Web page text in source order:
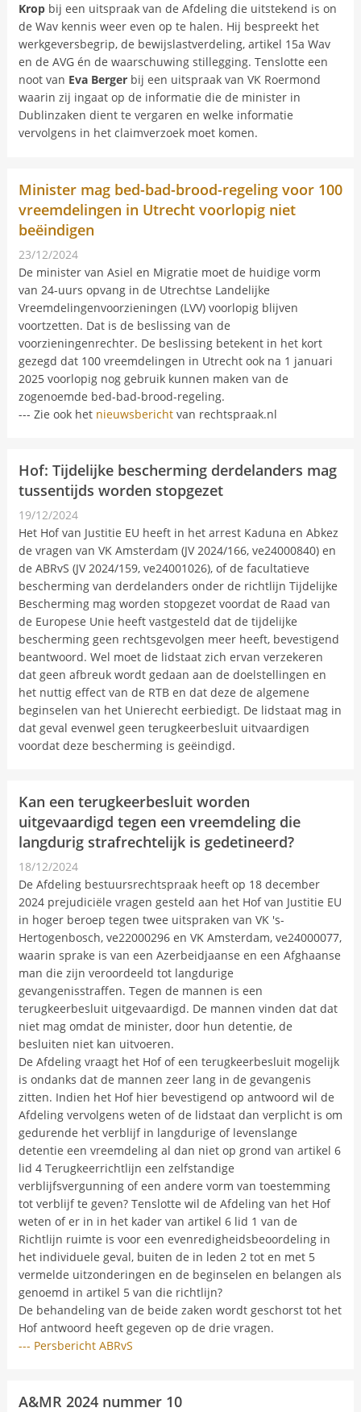
Kropbij een uitspraak van de Afdeling die uitstekend is on
de Wav kennis weer even op te halen. Hij bespreekt het
werkgeversbegrip, de bewijslastverdeling, artikel 15a Wav
en de AVG én de waarschuwing stillegging. Tenslotte een
noot van Eva Bergerbij een uitspraak van VK Roermond
waarin zij ingaat op de informatie die de minister in
Dublinzaken dient te vergaren en welke informatie
vervolgens in het claimverzoek moet komen.
Minister mag bed-bad-brood-regeling voor 100
vreemdelingen in Utrecht voorlopig niet
beëindigen
23/12/2024
Nieuwsbericht
De minister van Asiel en Migratie moet de huidige vorm
van 24-uurs opvang in de Utrechtse Landelijke
Vreemdelingenvoorzieningen (LVV) voorlopig blijven
voortzetten. Dat is de beslissing van de
voorzieningenrechter. De beslissing betekent in het kort
gezegd dat 100 vreemdelingen in Utrecht ook na 1 januari
2025 voorlopig nog gebruik kunnen maken van de
zogenoemde bed-bad-brood-regeling.
--- Zie ook het nieuwsberichtvan rechtspraak.nl
Hof: Tijdelijke bescherming derdelanders mag
tussentijds worden stopgezet
19/12/2024
Nieuwsbericht
Het Hof van Justitie EU heeft in het arrest Kaduna en Abkez
de vragen van VK Amsterdam (JV 2024/166, ve24000840) en
de ABRvS (JV 2024/159, ve24001026), of de facultatieve
bescherming van derdelanders onder de richtlijn Tijdelijke
Bescherming mag worden stopgezet voordat de Raad van
de Europese Unie heeft vastgesteld dat de tijdelijke
bescherming geen rechtsgevolgen meer heeft, bevestigend
beantwoord. Wel moet de lidstaat zich ervan verzekeren
dat geen afbreuk wordt gedaan aan de doelstellingen en
het nuttig effect van de RTB en dat deze de algemene
beginselen van het Unierecht eerbiedigt. De lidstaat mag in
dat geval evenwel geen terugkeerbesluit uitvaardigen
voordat deze bescherming is geëindigd.
Kan een terugkeerbesluit worden
uitgevaardigd tegen een vreemdeling die
langdurig strafrechtelijk is gedetineerd?
18/12/2024
Nieuwsbericht
De Afdeling bestuursrechtspraak heeft op 18 december
2024 prejudiciële vragen gesteld aan het Hof van Justitie EU
in hoger beroep tegen twee uitspraken van VK 's-
Hertogenbosch, ve22000296 en VK Amsterdam, ve24000077,
waarin sprake is van een Azerbeidjaanse en een Afghaanse
man die zijn veroordeeld tot langdurige
gevangenisstraffen. Tegen de mannen is een
terugkeerbesluit uitgevaardigd. De mannen vinden dat dat
niet mag omdat de minister, door hun detentie, de
besluiten niet kan uitvoeren.
De Afdeling vraagt het Hof of een terugkeerbesluit mogelijk
is ondanks dat de mannen zeer lang in de gevangenis
zitten. Indien het Hof hier bevestigend op antwoord wil de
Afdeling vervolgens weten of de lidstaat dan verplicht is om
gedurende het verblijf in langdurige of levenslange
detentie een vreemdeling al dan niet op grond van artikel 6
lid 4 Terugkeerrichtlijn een zelfstandige
verblijfsvergunning of een andere vorm van toestemming
tot verblijf te geven? Tenslotte wil de Afdeling van het Hof
weten of er in in het kader van artikel 6 lid 1 van de
Richtlijn ruimte is voor een evenredigheidsbeoordeling in
het individuele geval, buiten de in leden 2 tot en met 5
vermelde uitzonderingen en de beginselen en belangen als
genoemd in artikel 5 van die richtlijn?
De behandeling van de beide zaken wordt geschorst tot het
Hof antwoord heeft gegeven op de drie vragen.
--- Persbericht ABRvS
A&MR 2024 nummer 10